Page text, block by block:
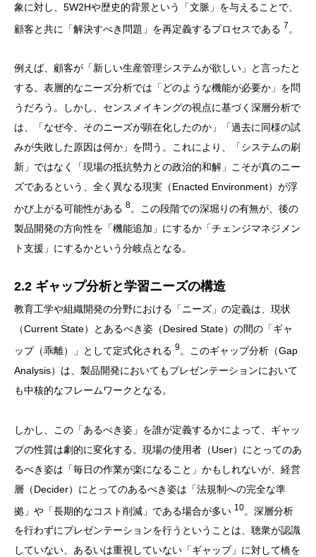
象に対し、5W2Hや歴史的背景という「文脈」を与えることで、
顧客と共に「解決すべき問題」を再定義するプロセスである 7 。
例えば、顧客が「新しい生産管理システムが欲しい」と言ったと
する。表層的なニーズ分析では「どのような機能が必要か」を問
うだろう。しかし、センスメイキングの視点に基づく深層分析で
は、「なぜ今、そのニーズが顕在化したのか」「過去に同様の試
みが失敗した原因は何か」を問う。これにより、「システムの刷
新」ではなく「現場の抵抗勢力との政治的和解」こそが真のニー
ズであるという、全く異なる現実（Enacted Environment）が浮
かび上がる可能性がある 8。この段階での深堀りの有無が、後の
製品開発の方向性を「機能追加」にするか「チェンジマネジメン
ト支援」にするかという分岐点となる。
2.2 ギャップ分析と学習ニーズの構造
教育工学や組織開発の分野における「ニーズ」の定義は、現状
（Current State）とあるべき姿（Desired State）の間の「ギャ
ップ（乖離）」として定式化される 9。このギャップ分析（Gap
Analysis）は、製品開発においてもプレゼンテーションにおいて
も中核的なフレームワークとなる。
しかし、この「あるべき姿」を誰が定義するかによって、ギャッ
プの性質は劇的に変化する。現場の使用者（User）にとってのあ
るべき姿は「毎日の作業が楽になること」かもしれないが、経営
層（Decider）にとってのあるべき姿は「法規制への完全な準
拠」や「長期的なコスト削減」である場合が多い 10。深層分析
を行わずにプレゼンテーションを行うということは、聴衆が認識
していない、あるいは重視していない「ギャップ」に対して橋を